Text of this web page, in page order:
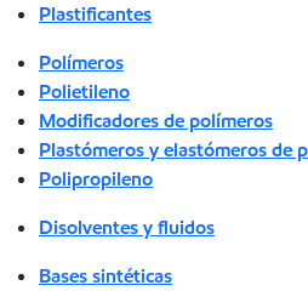
Plastificantes
Polímeros
Polietileno
Modificadores de polímeros
Plastómeros y elastómeros de
Polipropileno
Disolventes y fluidos
Bases sintéticas